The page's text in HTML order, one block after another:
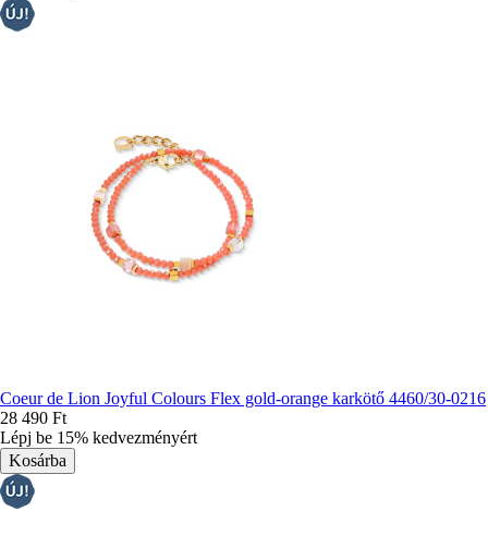
Coeur de Lion Joyful Colours Flex gold-orange karkötő 4460/30-0216
28 490 Ft
Lépj be 15% kedvezményért